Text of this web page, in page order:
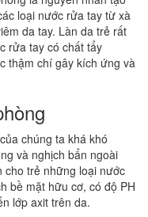
loại nước rửa tay từ xà
da tay. Làn da trẻ rất
rửa tay có chất tẩy
thậm chí gây kích ứng và
chúng ta khá khó
và nghịch bẩn ngoài
cho trẻ những loại nước
bề mặt hữu cơ, có độ PH
lớp axit trên da.